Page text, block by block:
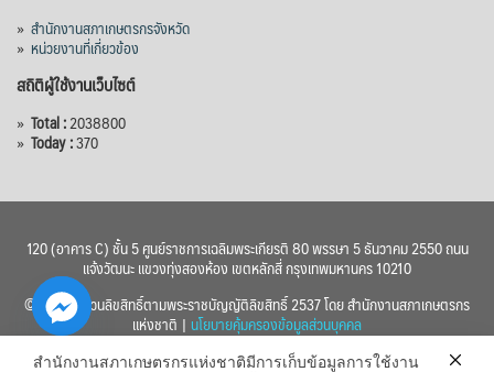
» สำนักงานสภาเกษตรกรจังหวัด
» หน่วยงานที่เกี่ยวข้อง
สถิติผู้ใช้งานเว็บไซต์
» Total :2038800
» Today :370
120 (อาคาร C) ชั้น 5 ศูนย์ราชการเฉลิมพระเกียรติ 80 พรรษา 5 ธันวาคม 2550 ถนน
แจ้งวัฒนะ แขวงทุ่งสองห้อง เขตหลักสี่ กรุงเทพมหานคร 10210
© 2560 สงวนลิขสิทธิ์ตามพระราชบัญญัติลิขสิทธิ์ 2537 โดย สำนักงานสภาเกษตรกร
แห่งชาติ | นโยบายคุ้มครองข้อมูลส่วนบุคคล
สำนักงานสภาเกษตรกรแห่งชาติมีการเก็บข้อมูลการใช้งาน